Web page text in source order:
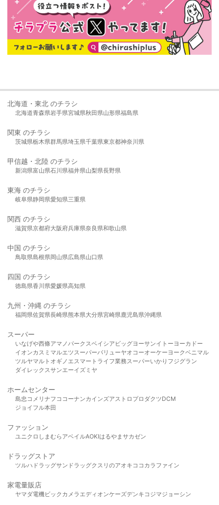
北海道・東北 のチラシ
北海道青森県岩手県宮城県秋田県山形県福島県
関東 のチラシ
茨城県栃木県群馬県埼玉県千葉県東京都神奈川県
甲信越・北陸 のチラシ
新潟県富山県石川県福井県山梨県長野県
東海 のチラシ
岐阜県静岡県愛知県三重県
関西 のチラシ
滋賀県京都府大阪府兵庫県奈良県和歌山県
中国 のチラシ
鳥取県島根県岡山県広島県山口県
四国 のチラシ
徳島県香川県愛媛県高知県
九州・沖縄 のチラシ
福岡県佐賀県長崎県熊本県大分県宮崎県鹿児島県沖縄県
スーパー
いなげや西條アマノパークスベイシア ビッグヨーサンイトーヨーカドー
イオンカスミ マルエツスーパーバリューヤオコーオーケー ヨークベニマル
ツルヤマルト オギノ エスマート ライフ業務スーパーいかり フジグラン
ダイレックスサンエーイズミヤ
ホームセンター
島忠 コメリ ナフコ コーナンカインズアストロプロダクツDCM
ジョイフル本田
ファッション
ユニクロ しまむら アベイルAOKIはるやま サカゼン
ドラッグストア
ツルハドラッグサンドラッグクスリのアオキ ココカラファイン
家電量販店
ヤマダ電機ビックカメラ エディオンケーズデンキ コジマジョーシン